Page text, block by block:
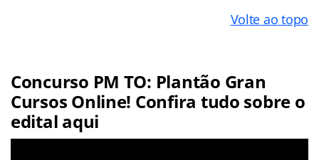
Volte ao topo
Concurso PM TO: Plantão Gran
Cursos Online! Confira tudo sobre o
edital aqui